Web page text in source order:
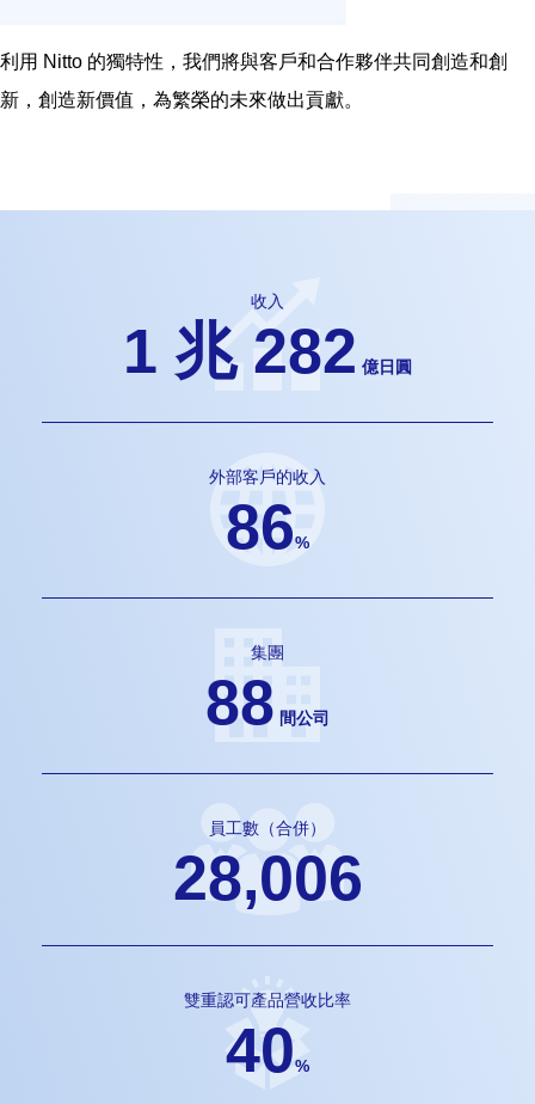
利用 Nitto 的獨特性，我們將與客戶和合作夥伴共同創造和創
新，創造新價值，為繁榮的未來做出貢獻。
收入
1 兆 282 億日圓
外部客戶的收入
86%
集團
88 間公司
員工數（合併）
28,006
雙重認可產品營收比率
40%